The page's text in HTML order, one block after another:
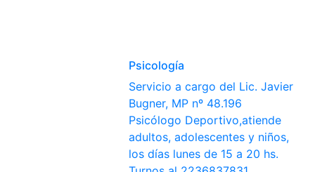
Psicología
Servicio a cargo del Lic. Javier
Bugner, MP nº 48.196
Psicólogo Deportivo,atiende
adultos, adolescentes y niños,
los días lunes de 15 a 20 hs.